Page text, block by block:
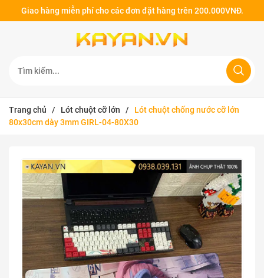
Giao hàng miễn phí cho các đơn đặt hàng trên 200.000VNĐ.
Trang chủ / Lót chuột cỡ lớn /
Lót chuột chống nước cỡ lớn
80x30cm dày 3mm GIRL-04-80X30